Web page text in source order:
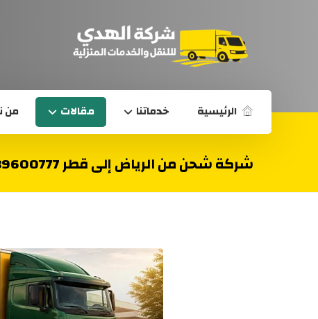
الرئيسية خدماتنا مقالات من
شركة شحن من الرياض إلى قطر 0539600777